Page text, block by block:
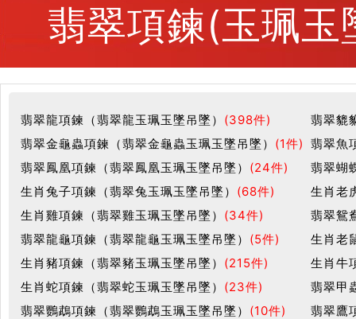
翡翠項鍊(玉珮
翡翠龍項鍊（翡翠龍玉珮玉墜吊墜） (398件)
翡翠貔
翡翠金龜蟲項鍊（翡翠金龜蟲玉珮玉墜吊墜） (1件) 翡翠魚
翡翠鳳凰項鍊（翡翠鳳凰玉珮玉墜吊墜） (24件)
翡翠蝴
生肖兔子項鍊（翡翠兔玉珮玉墜吊墜） (68件)
生肖老
生肖雞項鍊（翡翠雞玉珮玉墜吊墜） (34件)
翡翠鴛
翡翠龍龜項鍊（翡翠龍龜玉珮玉墜吊墜） (5件)
生肖老
生肖豬項鍊（翡翠豬玉珮玉墜吊墜） (215件)
生肖牛
生肖蛇項鍊（翡翠蛇玉珮玉墜吊墜） (23件)
翡翠甲
翡翠鸚鵡項鍊（翡翠鸚鵡玉珮玉墜吊墜） (10件)
翡翠鷹